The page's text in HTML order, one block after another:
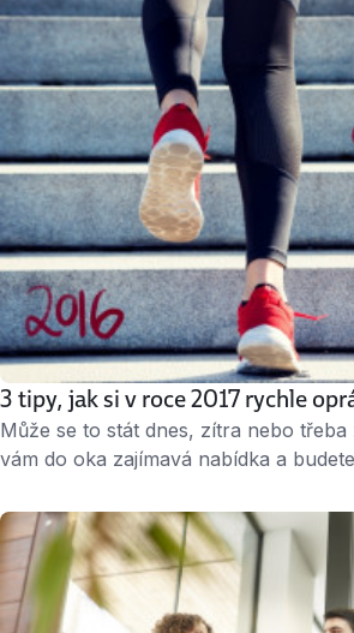
minuty čtení « 1. Co vás motivuje ke
Otřepané otázky typu „jaké jsou vaše
stránky“ možná ani nezazní. …
3 tipy, jak si v roce 2017 rychle
Může se to stát dnes, zítra nebo třeba
vám do oka zajímavá nabídka a
zjistíte, že jste jej naposledy
lety… Když vám jde o to dostat se na
ztrácet čas. Máme tipy, jak …